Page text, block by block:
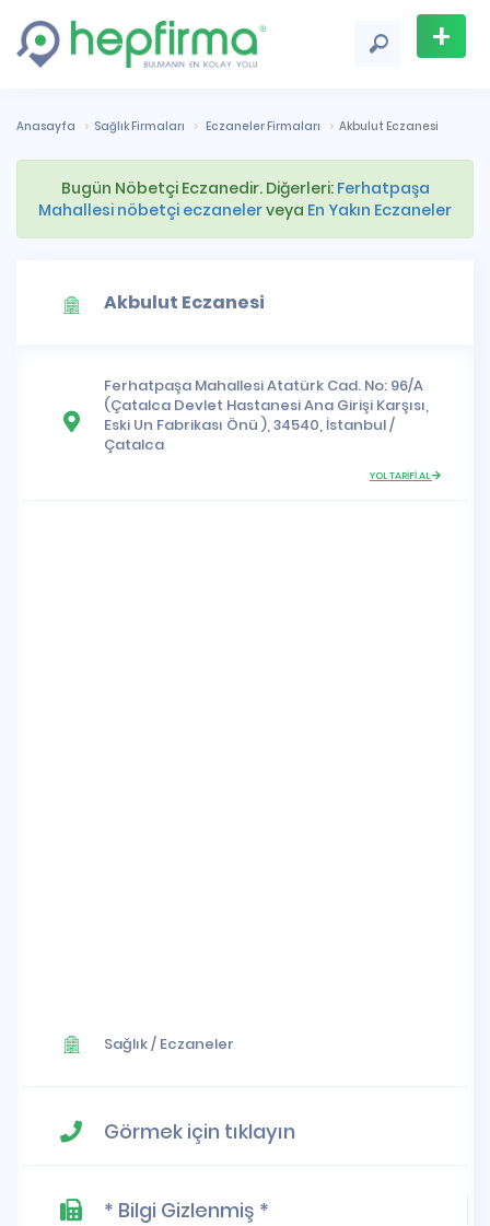
+
Ekle
Anasayfa Sağlık Firmaları Eczaneler Firmaları Akbulut Eczanesi
Bugün Nöbetçi Eczanedir. Diğerleri: Ferhatpaşa
Mahallesi nöbetçi eczanelerveya En Yakın Eczaneler
Akbulut Eczanesi
Ferhatpaşa MahallesiAtatürk Cad. No: 96/A
(Çatalca Devlet Hastanesi Ana Girişi Karşısı,
Eski Un Fabrikası Önü ), 34540, İstanbul/
Çatalca
YOL TARİFİ AL
Sağlık/ Eczaneler
Görmek için tıklayın
* Bilgi Gizlenmiş *